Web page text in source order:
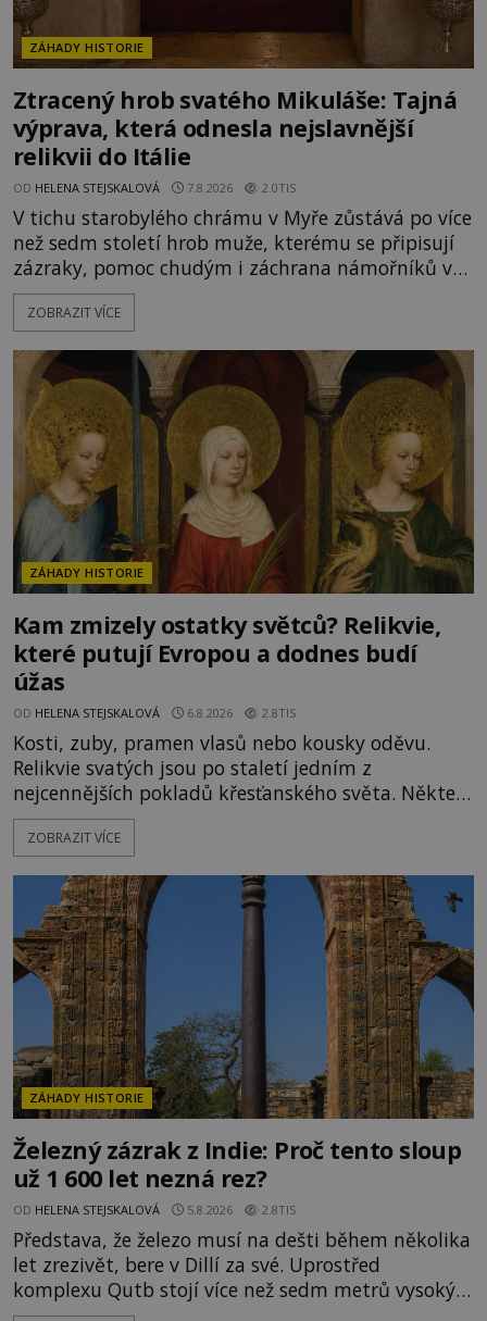
ZÁHADY HISTORIE
Ztracený hrob svatého Mikuláše: Tajná
výprava, která odnesla nejslavnější
relikvii do Itálie
OD HELENA STEJSKALOVÁ 7.8.2026 2.0TIS
V tichu starobylého chrámu v Myře zůstává po více
než sedm století hrob muže, kterému se připisují
zázraky, pomoc chudým i záchrana námořníků v
bouřích. Pak ale přichází rok 1087 a klidné místo
se mění v dějiště podivné noční výpravy. Skupina
Mikuláše a odváží jeho ostatky přes moře do Bari.
Je to zbožná záchrana před nebezpečím, nebo
promyšlená krádež,
ZOBRAZIT VÍCE
ZÁHADY HISTORIE
Kam zmizely ostatky světců? Relikvie,
které putují Evropou a dodnes budí
úžas
OD HELENA STEJSKALOVÁ 6.8.2026 2.8TIS
Kosti, zuby, pramen vlasů nebo kousky oděvu.
Relikvie svatých jsou po staletí jedním z
nejcennějších pokladů křesťanského světa. Některé
mají pečlivě doloženou historii, jiné provází
záhady, krádeže i nečekané objevy. Jejich osudy
o skutečné historické události. Ve středověké
Evropě mají relikvie mimořádnou hodnotu. Nejsou
jen předmětem úcty
ZOBRAZIT VÍCE
ZÁHADY HISTORIE
Železný zázrak z Indie: Proč tento sloup
už 1 600 let nezná rez?
OD HELENA STEJSKALOVÁ 5.8.2026 2.8TIS
Představa, že železo musí na dešti během několika
let zrezivět, bere v Dillí za své. Uprostřed
komplexu Qutb stojí více než sedm metrů vysoký
železný sloup, který už přibližně 1 600 let odolává